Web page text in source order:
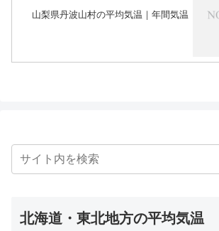
山梨県丹波山村の平均気温｜年間気温
北海道・東北地方の平均気温